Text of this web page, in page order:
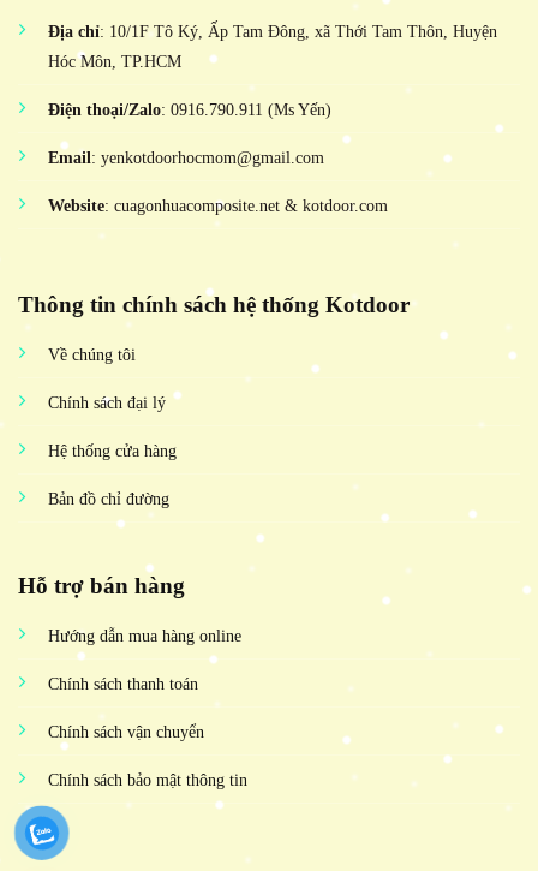
Địa chỉ: 10/1F Tô Ký, Ấp Tam Đông, xã Thới Tam Thôn, Huyện
Hóc Môn, TP.HCM
Điện thoại/Zalo: 0916.790.911 (Ms Yến)
Email: yenkotdoorhocmom@gmail.com
Website: cuagonhuacomposite.net & kotdoor.com
Thông tin chính sách hệ thống Kotdoor
Về chúng tôi
Chính sách đại lý
Hệ thống cửa hàng
Bản đồ chỉ đường
Hỗ trợ bán hàng
Hướng dẫn mua hàng online
Chính sách thanh toán
Chính sách vận chuyển
Chính sách bảo mật thông tin